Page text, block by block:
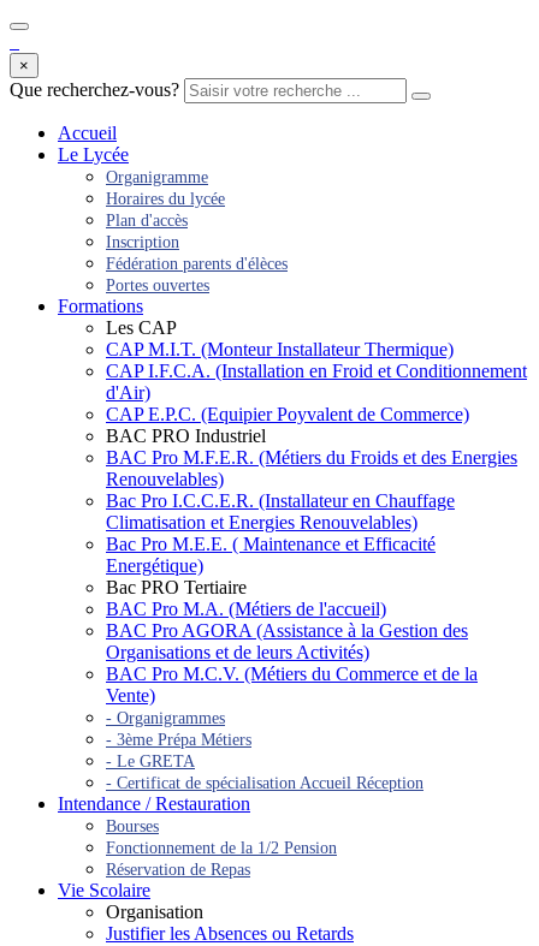
×
Que recherchez-vous?
Accueil
Le Lycée
Organigramme
Horaires du lycée
Plan d'accès
Inscription
Fédération parents d'élèces
Portes ouvertes
Formations
Les CAP
CAP M.I.T. (Monteur Installateur Thermique)
CAP I.F.C.A. (Installation en Froid et Conditionnement
d'Air)
CAP E.P.C. (Equipier Poyvalent de Commerce)
BAC PRO Industriel
BAC Pro M.F.E.R. (Métiers du Froids et des Energies
Renouvelables)
Bac Pro I.C.C.E.R. (Installateur en Chauffage
Climatisation et Energies Renouvelables)
Bac Pro M.E.E. ( Maintenance et Efficacité
Energétique)
Bac PRO Tertiaire
BAC Pro M.A. (Métiers de l'accueil)
BAC Pro AGORA (Assistance à la Gestion des
Organisations et de leurs Activités)
BAC Pro M.C.V. (Métiers du Commerce et de la
Vente)
- Organigrammes
- 3ème Prépa Métiers
- Le GRETA
- Certificat de spécialisation Accueil Réception
Intendance / Restauration
Bourses
Fonctionnement de la 1/2 Pension
Réservation de Repas
Vie Scolaire
Organisation
Justifier les Absences ou Retards